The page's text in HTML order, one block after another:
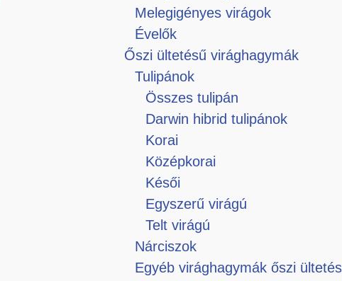
Melegigényes virágok
Évelők
Őszi ültetésű virághagymák
Tulipánok
Összes tulipán
Darwin hibrid tulipánok
Korai
Középkorai
Késői
Egyszerű virágú
Telt virágú
Nárciszok
Egyéb virághagymák őszi